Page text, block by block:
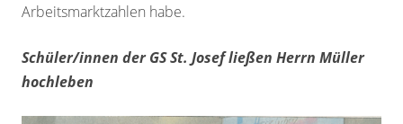
Arbeitsmarktzahlen habe.
Schüler/innen der GS St. Josef ließen Herrn Müller
hochleben